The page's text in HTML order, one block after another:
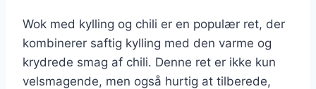
Wok med kylling og chili er en populær ret, der
kombinerer saftig kylling med den varme og
krydrede smag af chili. Denne ret er ikke kun
velsmagende, men også hurtig at tilberede,